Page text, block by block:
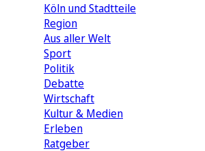
Köln und Stadtteile
Region
Aus aller Welt
Sport
Politik
Debatte
Wirtschaft
Kultur & Medien
Erleben
Ratgeber